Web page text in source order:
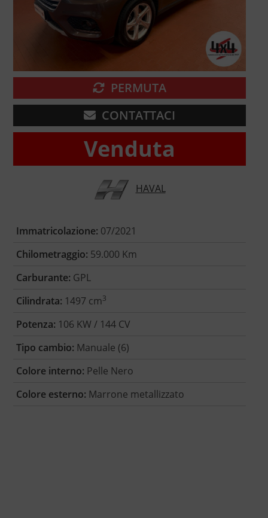
PERMUTA
CONTATTACI
Venduta
HAVAL
Immatricolazione: 07/2021
Chilometraggio: 59.000 Km
Carburante: GPL
Cilindrata: 1497 cm3
Potenza: 106 KW / 144 CV
Tipo cambio: Manuale (6)
Colore interno: Pelle Nero
Colore esterno: Marrone metallizzato